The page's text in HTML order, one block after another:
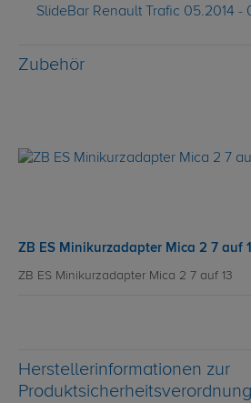
SlideBar Renault Trafic 05.2014 -
Zubehör
ZB ES Minikurzadapter Mica 2 7 auf
ZB ES Minikurzadapter Mica 2 7 auf 13
Herstellerinformationen zur
Produktsicherheitsverordnung